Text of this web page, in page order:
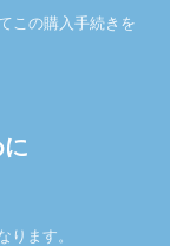
この購入手続きを
ます。